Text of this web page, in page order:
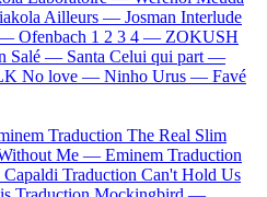
Ailleurs — Josman Interlude
— Ofenbach 1 2 3 4 — ZOKUSH
Salé — Santa Celui qui part —
No love — Ninho Urus — Favé
Traduction The Real Slim
Me — Eminem Traduction
Traduction Can't Hold Us